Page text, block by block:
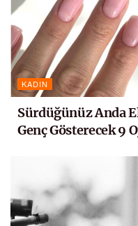
KADIN
Sürdüğünüz Anda
Genç Gösterecek 9